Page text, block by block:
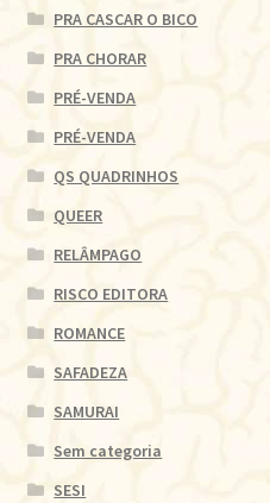
PRA CASCAR O BICO
PRA CHORAR
PRÉ-VENDA
PRÉ-VENDA
QS QUADRINHOS
QUEER
RELÂMPAGO
RISCO EDITORA
ROMANCE
SAFADEZA
SAMURAI
Sem categoria
SESI